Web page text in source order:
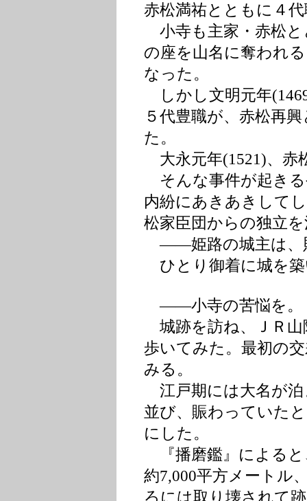
赤松満祐とともに４
小寺も主家・赤松と
の座を山名に奪われ
なった。
しかし文明元年
５代豊職が、赤松再
た。
大永元年(1521)、赤
そんな事件が起き
内紛にあきあきして
松家臣団からの独立
――姫路の城主は、
ひとり御着に城を
――小寺の苦悩を。
城跡を訪ね、ＪＲ山
歩いてみた。最初の
みる。
江戸期には大名が泊
並び、賑わっていた
にした。
『播磨鑑』によると
約7,000平方メートル
ろには取り壊されて